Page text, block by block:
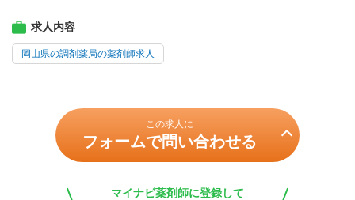
求人内容
岡山県の調剤薬局の薬剤師求人
この求人に
フォームで問い合わせる
マイナビ薬剤師に登録して